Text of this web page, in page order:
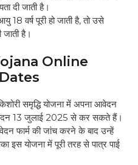
दी जाती है।
18 वर्ष पूरी हो जाती है, तो उसे
है।
Online
समृद्धि योजना में अपना आवेदन
13 जुलाई 2025 से कर सकते हैं।
फार्म की जांच करने के बाद उन्हें
इस योजना में पूरी तरह से पात्र पाई